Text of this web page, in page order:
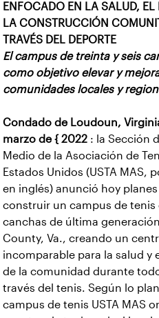
ENFOCADO EN LA SALUD, EL
LA CONSTRUCCIÓN
TRAVÉS DEL DEPORTE
El campus de treinta y seis
como objetivo elevar y
comunidades locales y
Condado de Loudoun,
marzo de { 2022 : la Sección
Medio de la Asociación de
Estados Unidos (USTA MAS,
en inglés) anunció hoy planes
construir un campus de tenis
canchas de última
County, Va., creando un
incomparable para la salud y
de la comunidad durante
través del tenis. Según lo
campus de tenis USTA MAS